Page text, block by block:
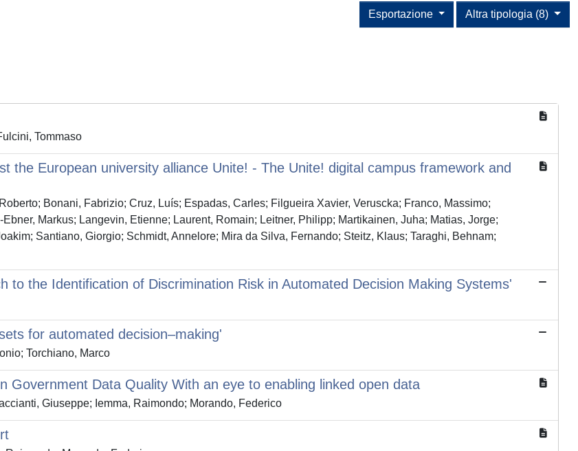
Altra tipologia (8)
Esportazione
Tommaso
the European university alliance Unite! - The Unite! digital campus framework and
Bonani, Fabrizio; Cruz, Luís; Espadas, Carles; Filgueira Xavier, Veruscka; Franco, Massimo;
Markus; Langevin, Etienne; Laurent, Romain; Leitner, Philipp; Martikainen, Juha; Matias, Jorge;
Santiano, Giorgio; Schmidt, Annelore; Mira da Silva, Fernando; Steitz, Klaus; Taraghi, Behnam;
to the Identification of Discrimination Risk in Automated Decision Making Systems'
for automated decision–making'
Torchiano, Marco
Government Data Quality With an eye to enabling linked open data
Giuseppe; Iemma, Raimondo; Morando, Federico